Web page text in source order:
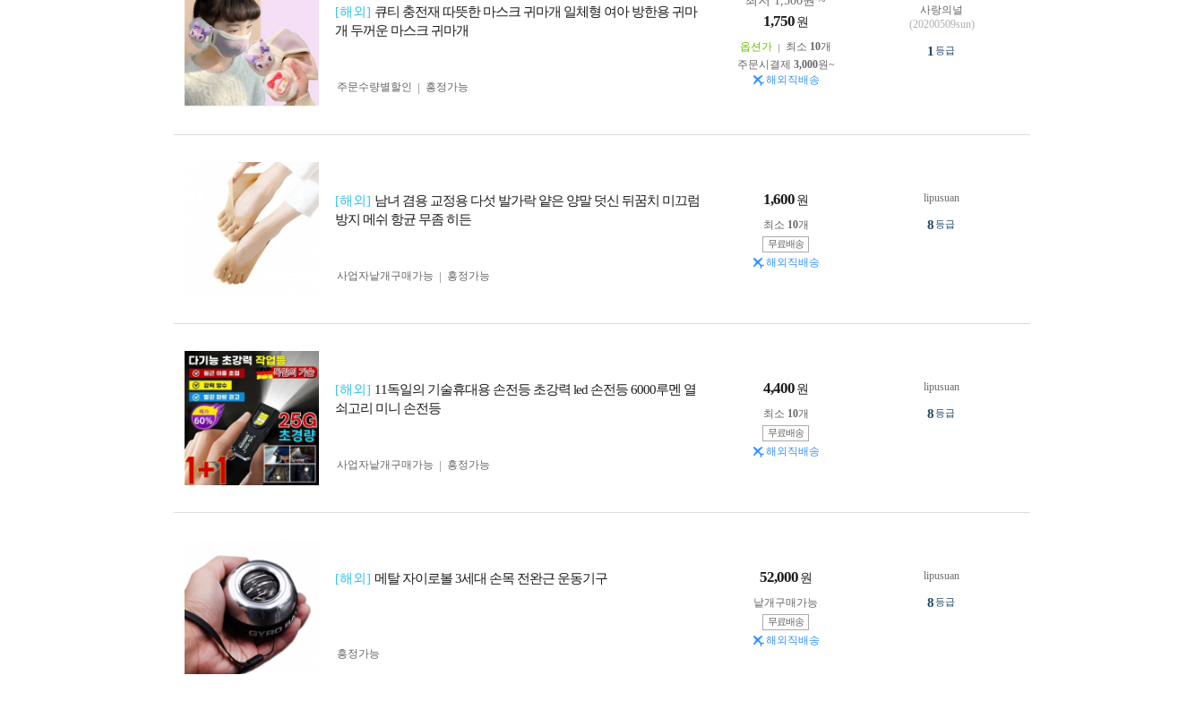
[해외] 큐티 충전재 따뜻한 마스크 귀마개 일체형 여아 방한용 귀마
개 두꺼운 마스크 귀마개
1,750 원
옵션가 최소 10개
주문시결제 3,000원~
해외직배송
주문수량별할인 흥정가능
사랑의널
(20200509sun)
1 등급
[해외] 남녀 겸용 교정용 다섯 발가락 얕은 양말 덧신 뒤꿈치 미끄럼
방지 메쉬 항균 무좀 히든
1,600 원
최소 10개
무료배송
해외직배송
사업자 낱개구매가능
흥정가능
lipusuan
8등급
[해외] 11독일의 기술휴대용 손전등 초강력 led 손전등 6000루멘 열
쇠고리 미니 손전등
4,400 원
최소 10개
무료배송
해외직배송
사업자 낱개구매가능
흥정가능
lipusuan
8등급
[해외] 메탈 자이로볼 3세대 손목 전완근 운동기구 52,000 원
낱개구매가능
무료배송
해외직배송
흥정가능
lipusuan
8등급